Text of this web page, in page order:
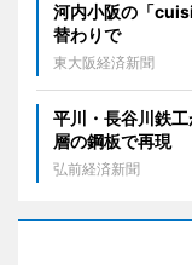
河内小阪の「
替わりで
東大阪経済新聞
平川・長谷川鉄
層の鋼板で再現
弘前経済新聞